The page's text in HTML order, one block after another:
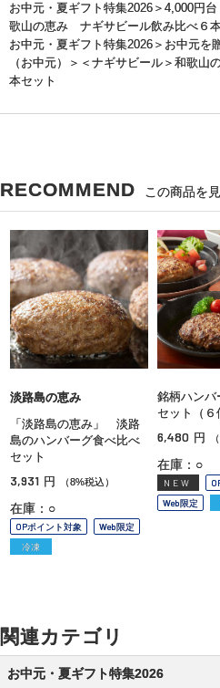
お中元・夏ギフト特集2026 ＞ 4,000円台
歌山の恵み ナギサビール飲み比べ６
お中元・夏ギフト特集2026 ＞ お中元を
（お中元）
＞＜ナギサビール＞和歌山
本セット
RECOMMEND この商品を
淡路島の恵み
「淡路島の恵み」 淡路
島のハンバーグ食べ比べ
セット
3,931 円 （8%税込）
在庫：○
OPポイント対象
Web限定
冷凍
銘柄ハンバ
セット（６
6,480 円
在庫：○
NEW
Web限定
関連カテゴリ
お中元・夏ギフト特集2026